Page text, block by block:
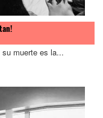
muerte es la...